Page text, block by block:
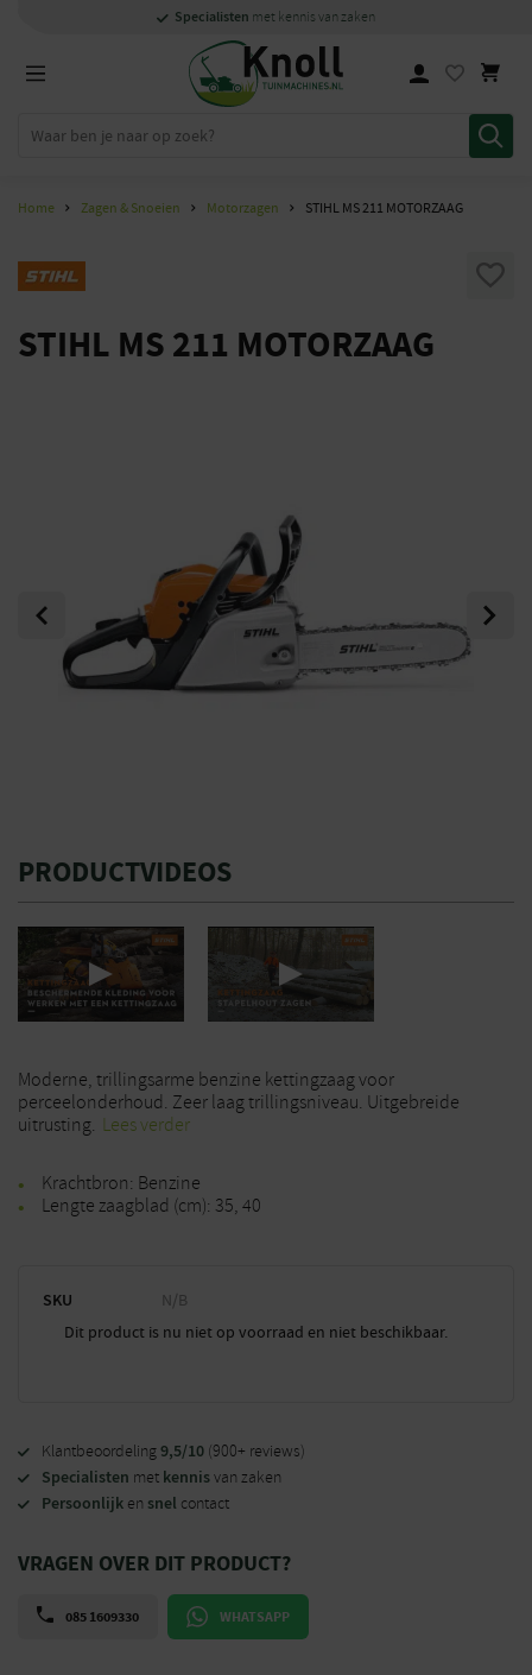
Specialisten met kennis van zaken
1000m2showroom in Staphorst
Persoonlijkensnelcontact
Specialisten met kennis van zaken
Home Zagen & Snoeien Motorzagen STIHL MS 211 MOTORZAAG
STIHL MS 211 MOTORZAAG
Previous Next
PRODUCTVIDEOS
Moderne, trillingsarme benzine kettingzaag voor
perceelonderhoud. Zeer laag trillingsniveau. Uitgebreide
uitrusting. Lees verder
Krachtbron: Benzine
Lengte zaagblad (cm): 35, 40
SKU
N/B
Dit product is nu niet op voorraad en niet beschikbaar.
Klantbeoordeling9,5/10 (900+ reviews)
Specialisten met kennisvan zaken
Persoonlijk en snel contact
VRAGEN OVER DIT PRODUCT?
085 1609330 WHATSAPP